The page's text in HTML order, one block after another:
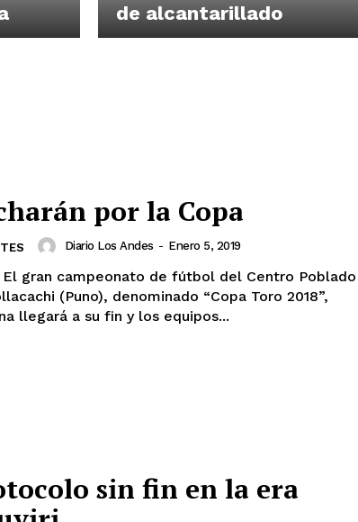
de alcantarillado
por la Copa
Diario Los Andes - Enero 5, 2019
El gran campeonato de fútbol del Centro Poblado
(Puno), denominado “Copa Toro 2018”,
llegará a su fin y los equipos...
sin fin en la era